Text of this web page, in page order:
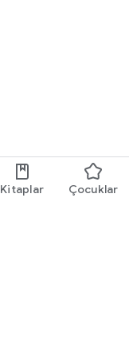
Kitaplar Çocuklar